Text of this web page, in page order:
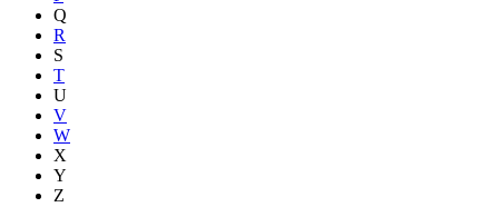
Q
R
S
T
U
V
W
X
Y
Z